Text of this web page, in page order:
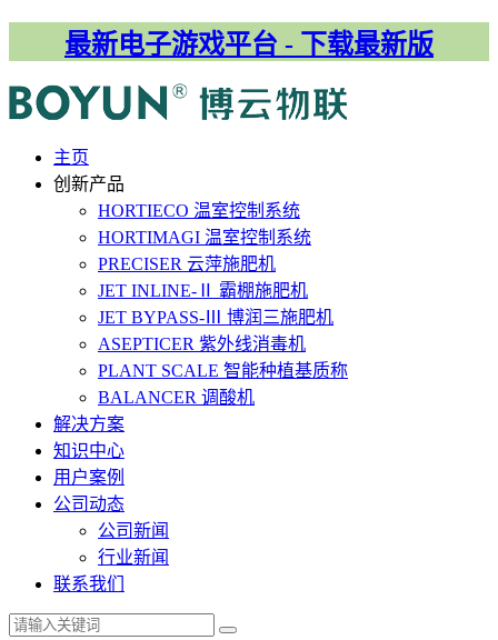
最新电子游戏平台 - 下载最新版
主⻚
创新产品
HORTIECO 温室控制系统
HORTIMAGI 温室控制系统
PRECISER 云萍施肥机
JET INLINE-Ⅱ 霸棚施肥机
JET BYPASS-Ⅲ 博润三施肥机
ASEPTICER 紫外线消毒机
PLANT SCALE 智能种植基质称
BALANCER 调酸机
解决⽅案
知识中心
用户案例
公司动态
公司新闻
行业新闻
联系我们